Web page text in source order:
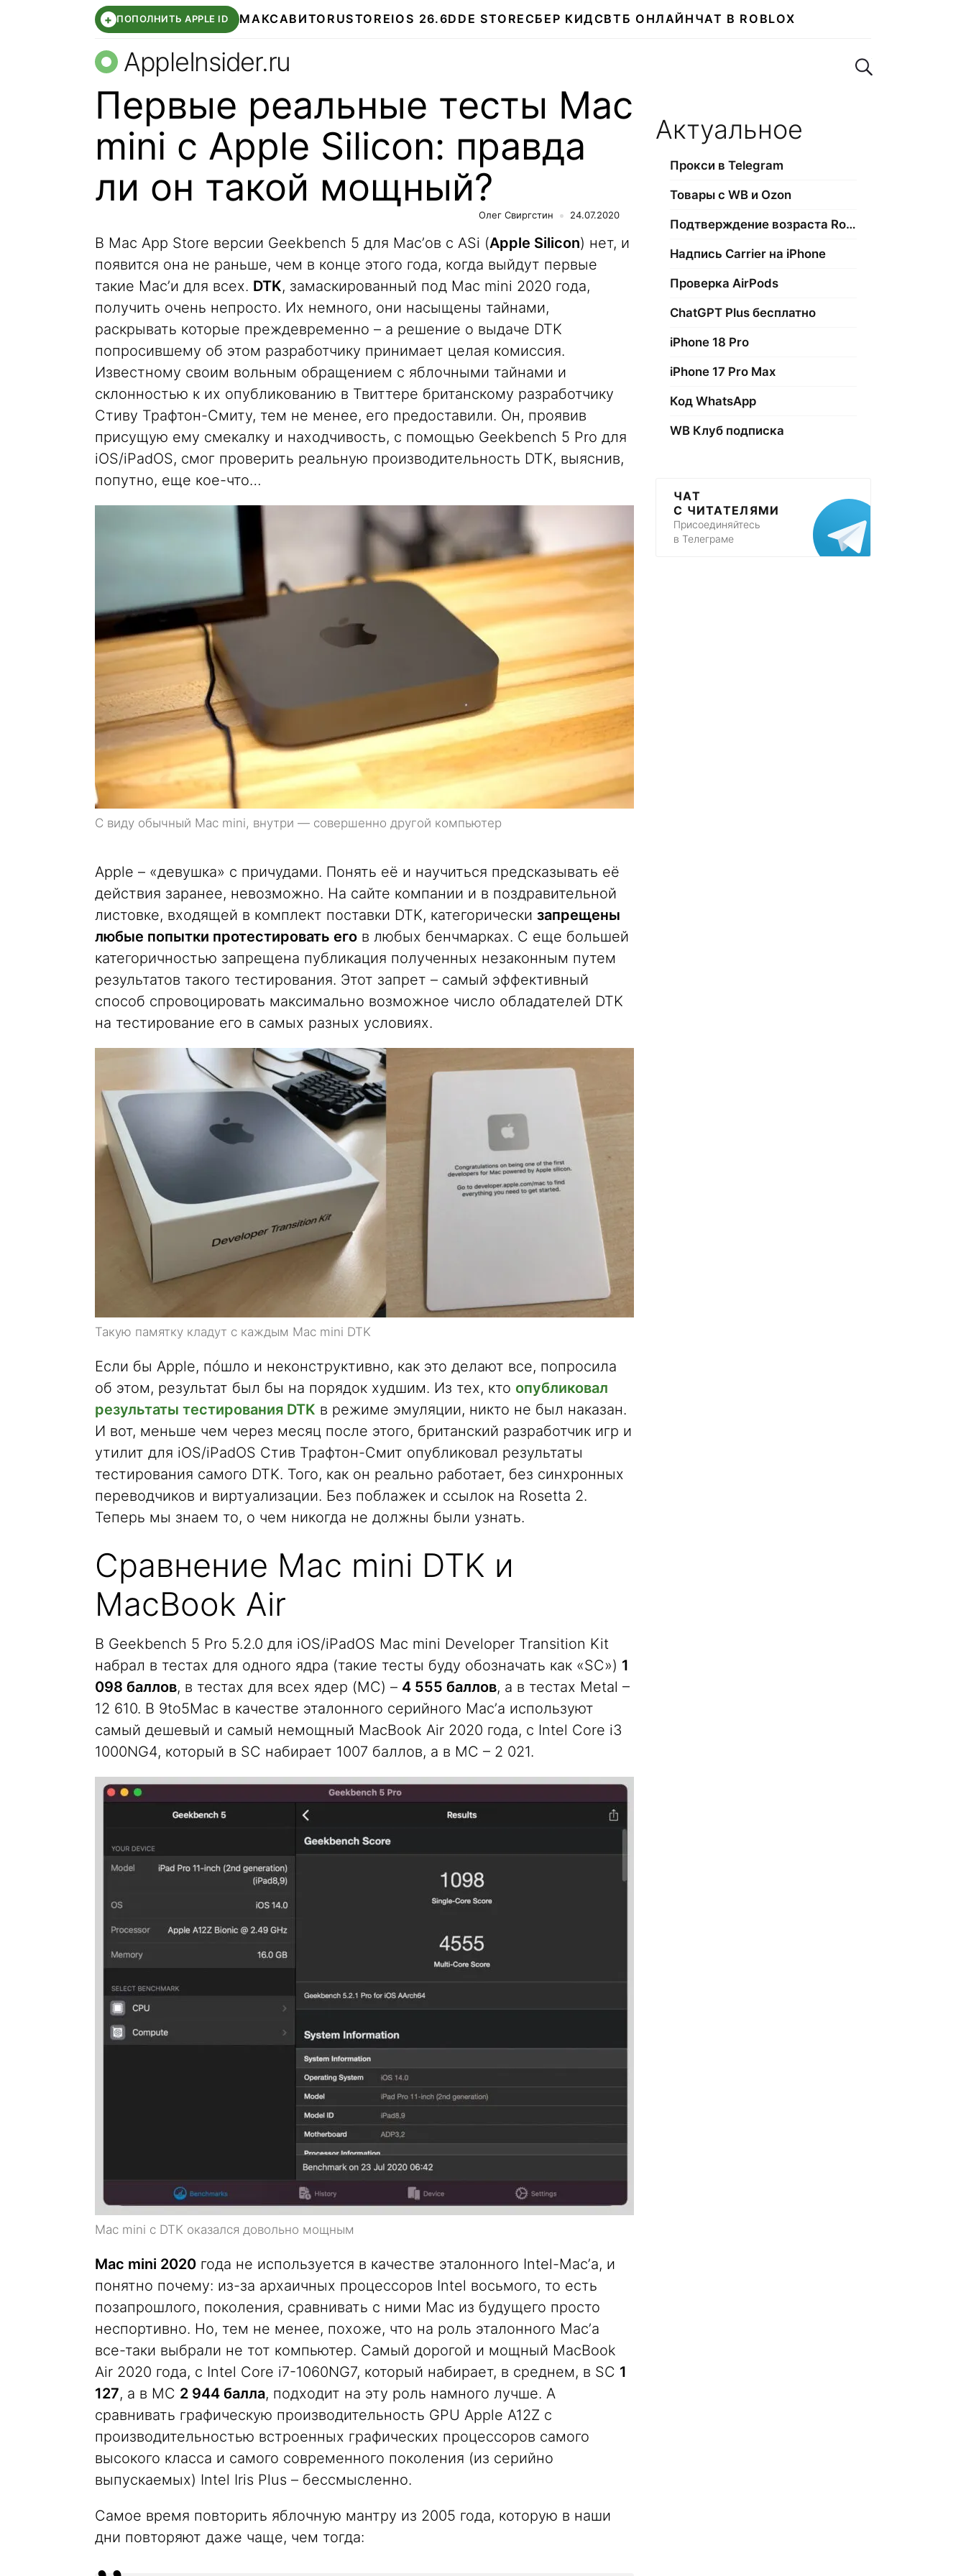
+ ПОПОЛНИТЬ APPLE ID МАКСАВИТО RUSTOREIOS 26.6DDE STORE СБЕР КИДСВТБ ОНЛАЙН ЧАТ В ROBLOX
AppleInsider.ru Поиск по сайту
Первые реальные тесты Mac
mini с Apple Silicon: правда
ли он такой мощный?
Олег Свиргстин 24.07.2020
В Mac App Store версии Geekbench 5 для Mac’ов c ASi (Apple Silicon) нет, и
появится она не раньше, чем в конце этого года, когда выйдут первые
такие Mac’и для всех. DTK, замаскированный под Mac mini 2020 года,
получить очень непросто. Их немного, они насыщены тайнами,
раскрывать которые преждевременно – а решение о выдаче DTK
попросившему об этом разработчику принимает целая комиссия.
Известному своим вольным обращением с яблочными тайнами и
склонностью к их опубликованию в Твиттере британскому разработчику
Стиву Трафтон-Смиту, тем не менее, его предоставили. Он, проявив
присущую ему смекалку и находчивость, с помощью Geekbench 5 Pro для
iOS/iPadOS, смог проверить реальную производительность DTK, выяснив,
попутно, еще кое-что…
С виду обычный Mac mini, внутри — совершенно другой компьютер
Apple – «девушка» с причудами. Понять её и научиться предсказывать её
действия заранее, невозможно. На сайте компании и в поздравительной
листовке, входящей в комплект поставки DTK, категорически запрещены
любые попытки протестировать его в любых бенчмарках. С еще большей
категоричностью запрещена публикация полученных незаконным путем
результатов такого тестирования. Этот запрет – самый эффективный
способ спровоцировать максимально возможное число обладателей DTK
на тестирование его в самых разных условиях.
Такую памятку кладут с каждым Mac mini DTK
Если бы Apple, пóшло и неконструктивно, как это делают все, попросила
об этом, результат был бы на порядок худшим. Из тех, кто опубликовал
результаты тестирования DTK в режиме эмуляции, никто не был наказан.
И вот, меньше чем через месяц после этого, британский разработчик игр и
утилит для iOS/iPadOS Стив Трафтон-Смит опубликовал результаты
тестирования самого DTK. Того, как он реально работает, без синхронных
переводчиков и виртуализации. Без поблажек и ссылок на Rosetta 2.
Теперь мы знаем то, о чем никогда не должны были узнать.
Сравнение Mac mini DTK и
MacBook Air
В Geekbench 5 Pro 5.2.0 для iOS/iPadOS Mac mini Developer Transition Kit
набрал в тестах для одного ядра (такие тесты буду обозначать как «SC») 1
098 баллов, в тестах для всех ядер (MC) – 4 555 баллов, а в тестах Metal –
12 610. В 9to5Mac в качестве эталонного серийного Mac’а используют
самый дешевый и самый немощный MacBook Air 2020 года, с Intel Core i3
1000NG4, который в SC набирает 1007 баллов, а в MC – 2 021.
Mac mini с DTK оказался довольно мощным
Mac mini 2020 года не используется в качестве эталонного Intel-Mac’а, и
понятно почему: из-за архаичных процессоров Intel восьмого, то есть
позапрошлого, поколения, сравнивать с ними Mac из будущего просто
неспортивно. Но, тем не менее, похоже, что на роль эталонного Mac’а
все-таки выбрали не тот компьютер. Самый дорогой и мощный MacBook
Air 2020 года, с Intel Core i7-1060NG7, который набирает, в среднем, в SC 1
127, а в MC 2 944 балла, подходит на эту роль намного лучше. А
сравнивать графическую производительность GPU Apple A12Z с
производительностью встроенных графических процессоров самого
высокого класса и самого современного поколения (из серийно
выпускаемых) Intel Iris Plus – бессмысленно.
Самое время повторить яблочную мантру из 2005 года, которую в наши
дни повторяют даже чаще, чем тогда:
Актуальное
Прокси в Telegram
Товары с WB и Ozon
Подтверждение возраста Roblox
Надпись Carrier на iPhone
Проверка AirPods
ChatGPT Plus бесплатно
iPhone 18 Pro
iPhone 17 Pro Max
Код WhatsApp
WB Клуб подписка
ЧАТ
С ЧИТАТЕЛЯМИ
Присоединяйтесь
в Телеграме